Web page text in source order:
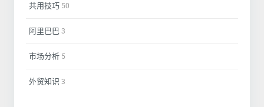
共用技巧 50
阿里巴巴 3
市场分析 5
外贸知识 3